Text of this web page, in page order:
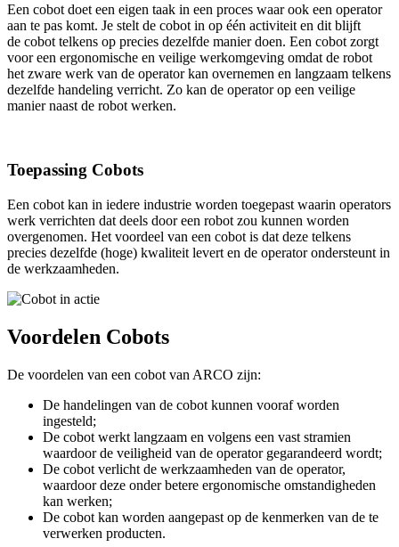
Een cobot doet een eigen taak in een proces waar ook een operator
aan te pas komt. Je stelt de cobot in op één activiteit en dit blijft
de cobot telkens op precies dezelfde manier doen. Een cobot zorgt
voor een ergonomische en veilige werkomgeving omdat de robot
het zware werk van de operator kan overnemen en langzaam telkens
dezelfde handeling verricht. Zo kan de operator op een veilige
manier naast de robot werken.
Toepassing Cobots
Een cobot kan in iedere industrie worden toegepast waarin operators
werk verrichten dat deels door een robot zou kunnen worden
overgenomen. Het voordeel van een cobot is dat deze telkens
precies dezelfde (hoge) kwaliteit levert en de operator ondersteunt in
de werkzaamheden.
Voordelen Cobots
De voordelen van een cobot van ARCO zijn:
De handelingen van de cobot kunnen vooraf worden
ingesteld;
De cobot werkt langzaam en volgens een vast stramien
waardoor de veiligheid van de operator gegarandeerd wordt;
De cobot verlicht de werkzaamheden van de operator,
waardoor deze onder betere ergonomische omstandigheden
kan werken;
De cobot kan worden aangepast op de kenmerken van de te
verwerken producten.